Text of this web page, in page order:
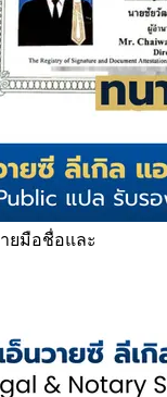
ยมือชื่อและ